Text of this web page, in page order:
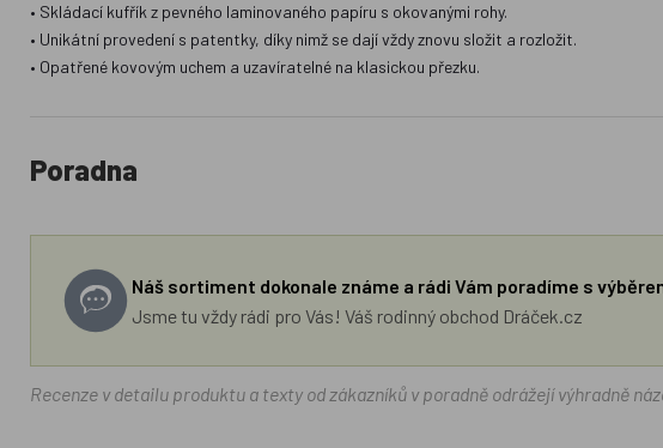
• Skládací kufřík z pevného laminovaného papíru s okovanými rohy.
• Unikátní provedení s patentky, díky nimž se dají vždy znovu složit a rozložit.
• Opatřené kovovým uchem a uzavíratelné na klasickou přezku.
Poradna
Náš sortiment dokonale známe a rádi Vám poradíme s
Jsme tu vždy rádi pro Vás! Váš rodinný obchod Dráček.cz
Recenze v detailu produktu a texty od zákazníků v poradně odrážejí výhradně